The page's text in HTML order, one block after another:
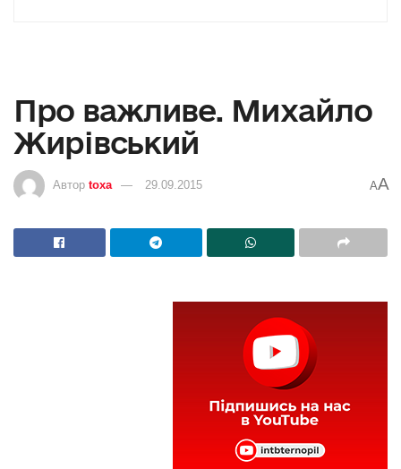
Про важливе. Михайло
Жирівський
Автор toxa 29.09.2015 AA